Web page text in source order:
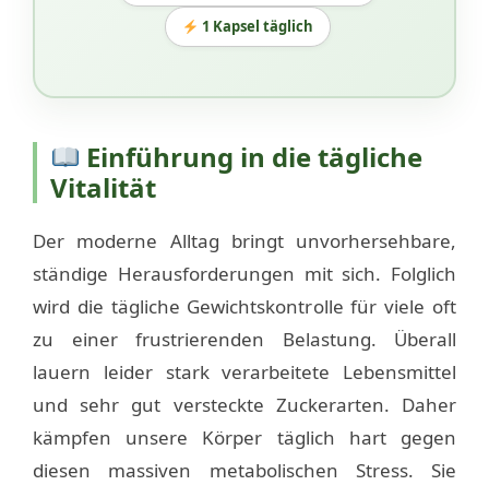
1 Kapsel täglich
Einführung in die tägliche
Vitalität
Der moderne Alltag bringt unvorhersehbare,
ständige Herausforderungen mit sich. Folglich
wird die tägliche Gewichtskontrolle für viele oft
zu einer frustrierenden Belastung. Überall
lauern leider stark verarbeitete Lebensmittel
und sehr gut versteckte Zuckerarten. Daher
kämpfen unsere Körper täglich hart gegen
diesen massiven metabolischen Stress. Sie